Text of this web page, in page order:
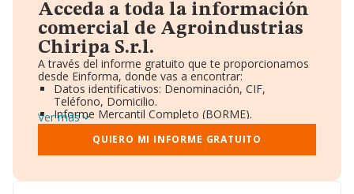
Acceda a toda la información
comercial de Agroindustrias
Chiripa S.r.l.
A través del informe gratuito que te proporcionamos
desde Einforma, donde vas a encontrar:
Datos identificativos: Denominación, CIF,
Teléfono, Domicilio.
Informe Mercantil Completo (BORME).
Gráficos de Evolución Ventas y Empleados.
Consejo de Administración y Administradores.
Directivos y Ejecutivos.
Ver más
QUIERO MI INFORME GRATUITO